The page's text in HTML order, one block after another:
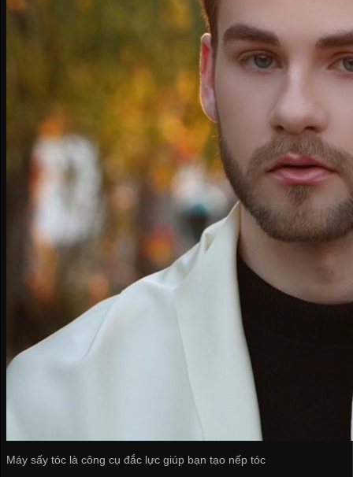
Máy sấy tóc là công cụ đắc lực giúp bạn tạo nếp tóc